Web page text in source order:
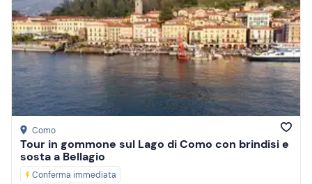
Como
Tour in gommone sul Lago di Como con brindisi e
sosta a Bellagio
Conferma immediata